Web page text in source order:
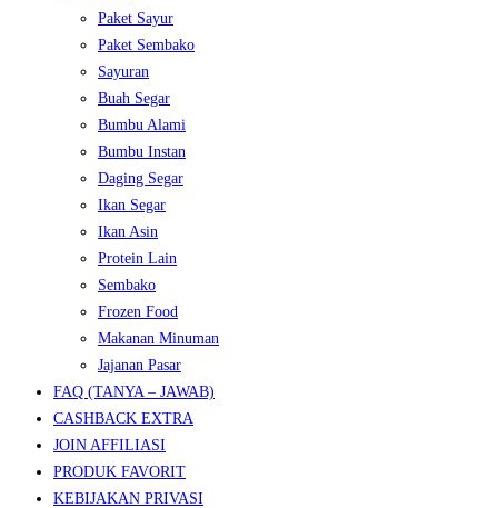
Paket Sayur
Paket Sembako
Sayuran
Buah Segar
Bumbu Alami
Bumbu Instan
Daging Segar
Ikan Segar
Ikan Asin
Protein Lain
Sembako
Frozen Food
Makanan Minuman
Jajanan Pasar
FAQ (TANYA – JAWAB)
CASHBACK EXTRA
JOIN AFFILIASI
PRODUK FAVORIT
KEBIJAKAN PRIVASI